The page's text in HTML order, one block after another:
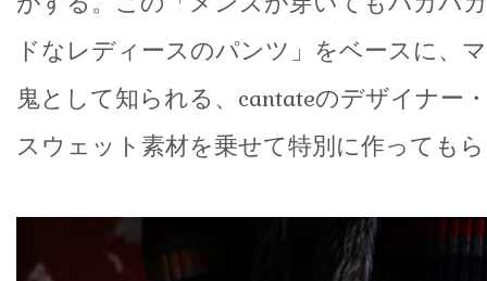
ドなレディースのパンツ」をベースに、
鬼として知られる、cantateのデザイナー
スウェット素材を乗せて特別に作っても